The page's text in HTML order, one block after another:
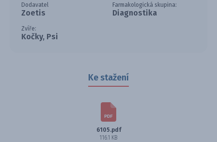
Dodavatel
Zoetis
Farmakologická skupina:
Diagnostika
Zvíře:
Kočky, Psi
Ke stažení
6105.pdf
116.1 KB